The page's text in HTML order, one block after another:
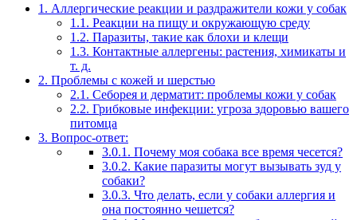
1. Аллергические реакции и раздражители кожи у собак
1.1. Реакции на пищу и окружающую среду
1.2. Паразиты, такие как блохи и клещи
1.3. Контактные аллергены: растения, химикаты и
т. д.
2. Проблемы с кожей и шерстью
2.1. Себорея и дерматит: проблемы кожи у собак
2.2. Грибковые инфекции: угроза здоровью вашего
питомца
3. Вопрос-ответ:
3.0.1. Почему моя собака все время чесется?
3.0.2. Какие паразиты могут вызывать зуд у
собаки?
3.0.3. Что делать, если у собаки аллергия и
она постоянно чешется?